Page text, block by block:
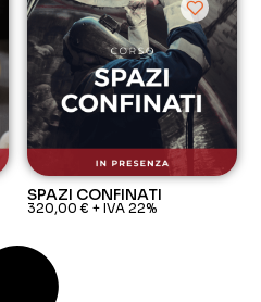
SPAZI CONFINATI
320,00€ + IVA 22%